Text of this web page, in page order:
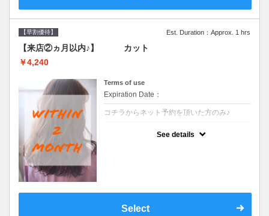
【早割優待】 Est. Duration：Approx. 1 hrs
【来店②ヵ月以内♪】 カット
￥4,240
Terms of use
Expiration Date：
コチラからネット予約を頂いた方のみ♪
See details
Select